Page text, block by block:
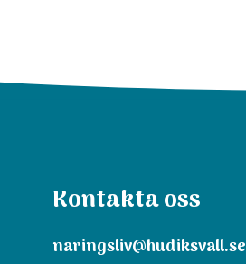
Kontakta oss
naringsliv@hudiksvall.se